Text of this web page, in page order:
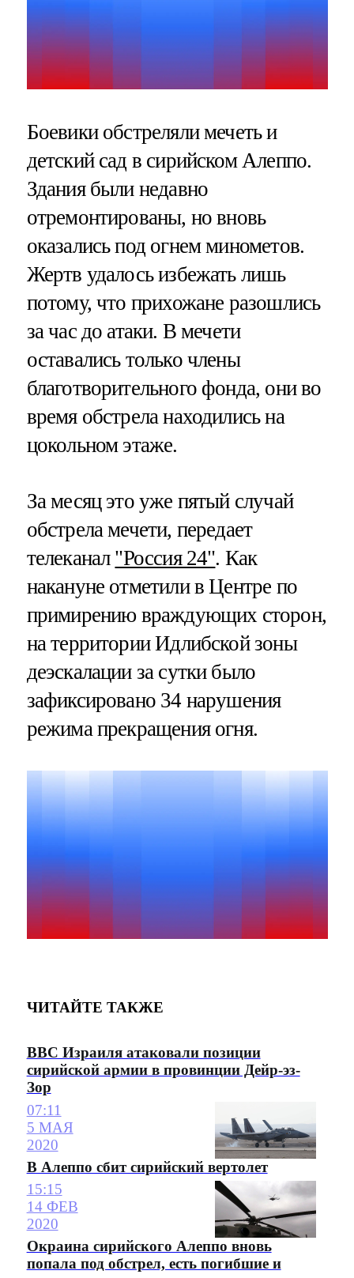
Боевики обстреляли мечеть и
детский сад в сирийском Алеппо.
Здания были недавно
отремонтированы, но вновь
оказались под огнем минометов.
Жертв удалось избежать лишь
потому, что прихожане разошлись
за час до атаки. В мечети
оставались только члены
благотворительного фонда, они во
время обстрела находились на
цокольном этаже.
За месяц это уже пятый случай
обстрела мечети, передает
телеканал "Россия 24". Как
накануне отметили в Центре по
примирению враждующих сторон,
на территории Идлибской зоны
деэскалации за сутки было
зафиксировано 34 нарушения
режима прекращения огня.
ЧИТАЙТЕ ТАКЖЕ
ВВС Израиля атаковали позиции
сирийской армии в провинции Дейр-эз-
Зор
07:11
5 МАЯ
2020
В Алеппо сбит сирийский вертолет
15:15
14 ФЕВ
2020
Окраина сирийского Алеппо вновь
попала под обстрел, есть погибшие и